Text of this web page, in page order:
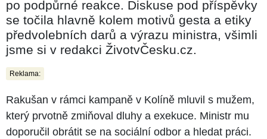
po podpůrné reakce. Diskuse pod příspěvky
se točila hlavně kolem motivů gesta a etiky
předvolebních darů a výrazu ministra, všimli
jsme si v redakci ŽivotvČesku.cz.
Reklama:
Rakušan v rámci kampaně v Kolíně mluvil s mužem,
který prvotně zmiňoval dluhy a exekuce. Ministr mu
doporučil obrátit se na sociální odbor a hledat práci.